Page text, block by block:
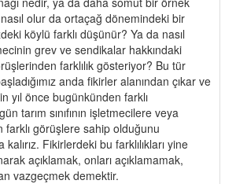
olur da ortaçağ dönemindeki bir
köylü farklı düşünür? Ya da nasıl
grev ve sendikalar hakkındaki
farklılık gösteriyor? Bu tür
anda fikirler alanından çıkar ve
yıl önce bugünkünden farklı
tarım sınıfının işletmecilere veya
görüşlere sahip olduğunu
Fikirlerdeki bu farklılıkları yine
açıklamak, onları açıklamamak,
vazgeçmek demektir.